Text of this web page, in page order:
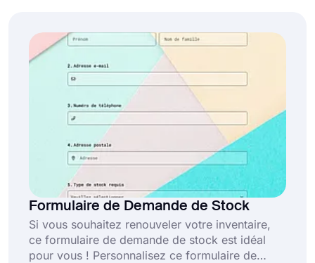
modèle" maintenant et créez le formulaire dont
vous avez besoin !
Formulaire de Demande de Stock
Si vous souhaitez renouveler votre inventaire,
ce formulaire de demande de stock est idéal
pour vous ! Personnalisez ce formulaire de